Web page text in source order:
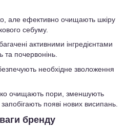
але ефективно очищають шкіру
себуму.
активними інгредієнтами
почервонінь.
необхідне зволоження
очищають пори, зменшують
запобігають появі нових висипань.
бренду